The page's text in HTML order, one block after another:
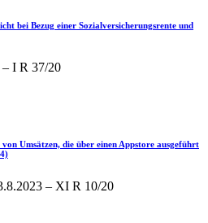
bei Bezug einer Sozialversicherungsrente und
I R 37/20
Umsätzen, die über einen Appstore ausgeführt
– XI R 10/20